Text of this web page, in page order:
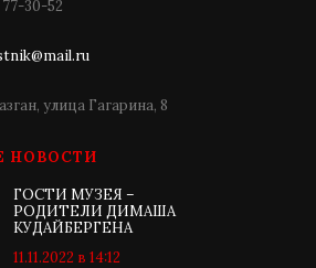
77-30-52
улица Гагарина, 8
НОВОСТИ
ГОСТИ МУЗЕЯ –
РОДИТЕЛИ ДИМАША
КУДАЙБЕРГЕНА
11.11.2022 в 14:12